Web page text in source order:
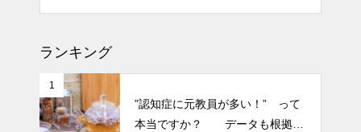
細胞コスメ ③
り癖がついてしまって・・・恥
ずかしぃ～ (〃ﾉωﾉ)
ランキング
1
”認知症に元教員が多い！” って
本当ですか？ データも根拠も